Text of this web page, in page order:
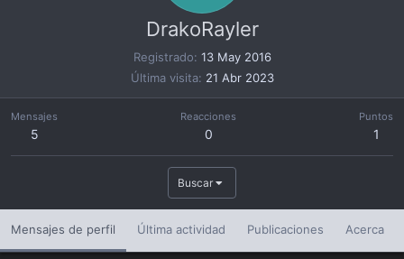
DrakoRayler
Registrado 13 May 2016
Última visita 21 Abr 2023
Mensajes
5
Reacciones
0
Puntos
1
Buscar
Mensajes de perfil Última actividad Publicaciones Acerca